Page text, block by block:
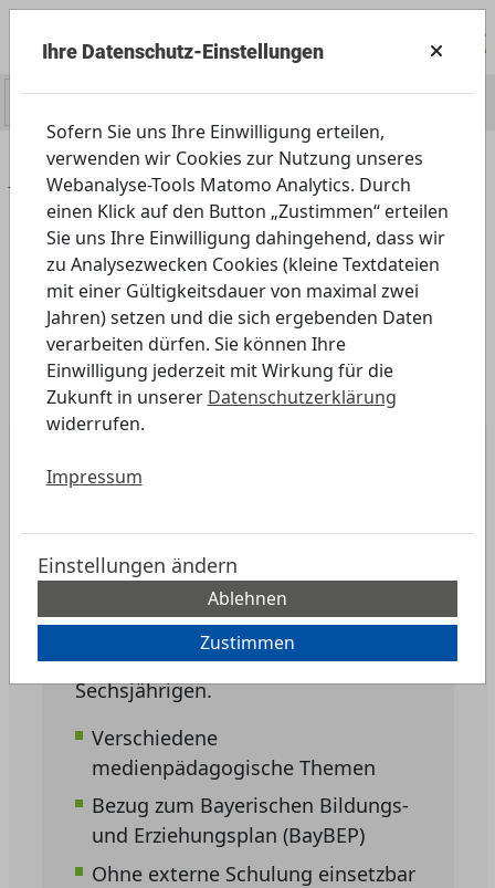
Home Angebot Außerschulisch
Kindergarten
Kindertageseinrichtungen
Pädagogische Fachkräfte finden hier
Anregungen für eine kindgerechte
und alltagsnahe Stärkung der
Medienkompetenz von Drei- bis
Sechsjährigen.
Verschiedene
medienpädagogische Themen
Bezug zum Bayerischen Bildungs-
und Erziehungsplan (BayBEP)
Ohne externe Schulung einsetzbar
Ihre Datenschutz-Einstellungen
Sofern Sie uns Ihre Einwilligung erteilen,
verwenden wir Cookies zur Nutzung unseres
Webanalyse-Tools Matomo Analytics. Durch
einen Klick auf den Button „Zustimmen“ erteilen
Sie uns Ihre Einwilligung dahingehend, dass wir
zu Analysezwecken Cookies (kleine Textdateien
mit einer Gültigkeitsdauer von maximal zwei
Jahren) setzen und die sich ergebenden Daten
verarbeiten dürfen. Sie können Ihre
Einwilligung jederzeit mit Wirkung für die
Zukunft in unserer Datenschutzerklärung
widerrufen.
Impressum
Einstellungen ändern
Ablehnen
Zustimmen